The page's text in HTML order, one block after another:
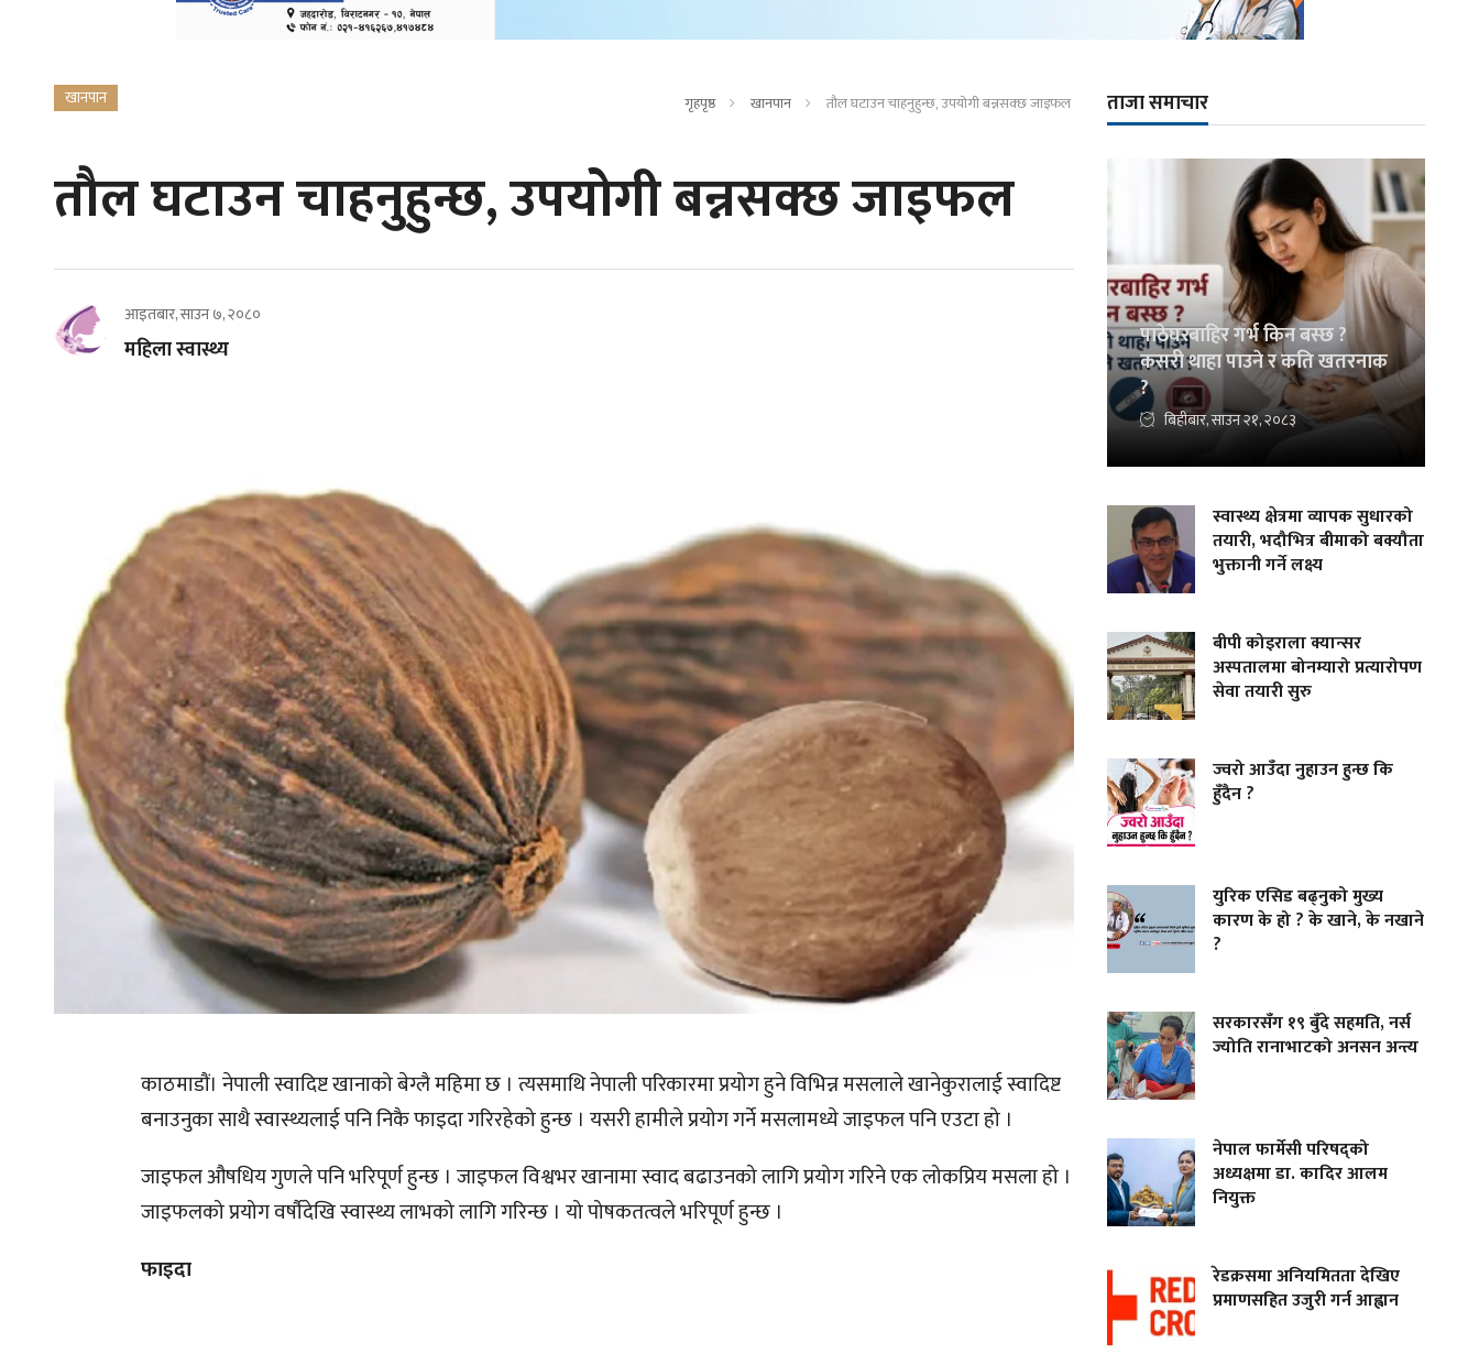
खानपान गृहपृष्ठ खानपान तौल घटाउन चाहनुहुन्छ, उपयोगी बन्नसक्छ जाइफल
तौल घटाउन चाहनुहुन्छ, उपयोगी बन्नसक्छ जाइफल
आइतबार, साउन ७, २०८०
महिला स्वास्थ्य
काठमाडौं। नेपाली स्वादिष्ट खानाको बेग्लै महिमा छ । त्यसमाथि नेपाली परिकारमा प्रयोग हुने विभिन्न मसलाले खानेकुरालाई स्वादिष्ट
बनाउनुका साथै स्वास्थ्यलाई पनि निकै फाइदा गरिरहेको हुन्छ । यसरी हामीले प्रयोग गर्ने मसलामध्ये जाइफल पनि एउटा हो ।
जाइफल औषधिय गुणले पनि भरिपूर्ण हुन्छ । जाइफल विश्वभर खानामा स्वाद बढाउनको लागि प्रयोग गरिने एक लोकप्रिय मसला हो ।
जाइफलको प्रयोग वर्षौदेखि स्वास्थ्य लाभको लागि गरिन्छ । यो पोषकतत्वले भरिपूर्ण हुन्छ ।
फाइदा
ताजा समाचार
पाठेघरबाहिर गर्भ किन बस्छ ?
कसरी थाहा पाउने र कति खतरनाक
?
बिहीबार, साउन २१, २०८३
स्वास्थ्य क्षेत्रमा व्यापक सुधारको
तयारी, भदौभित्र बीमाको बक्यौता
भुक्तानी गर्ने लक्ष्य
बीपी कोइराला क्यान्सर
अस्पतालमा बोनम्यारो प्रत्यारोपण
सेवा तयारी सुरु
ज्वरो आउँदा नुहाउन हुन्छ कि
हुँदैन ?
युरिक एसिड बढ्नुको मुख्य
कारण के हो ? के खाने, के नखाने
?
सरकारसँग १९ बुँदे सहमति, नर्स
ज्योति रानाभाटको अनसन अन्त्य
नेपाल फार्मेसी परिषद्को
अध्यक्षमा डा. कादिर आलम
नियुक्त
रेडक्रसमा अनियमितता देखिए
प्रमाणसहित उजुरी गर्न आह्वान